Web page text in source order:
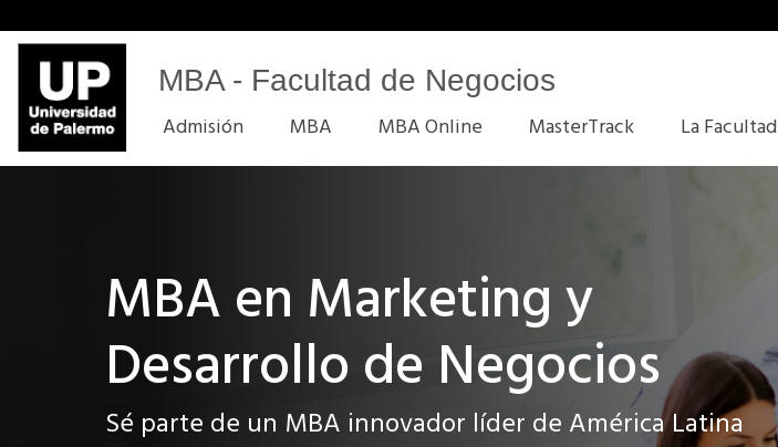
MBA - Facultad de Negocios
Admisión MBA MBA Online MasterTrack La Facultad
MBA en Marketing y
Desarrollo de Negocios
Sé parte de un MBA innovador líder de América Latina